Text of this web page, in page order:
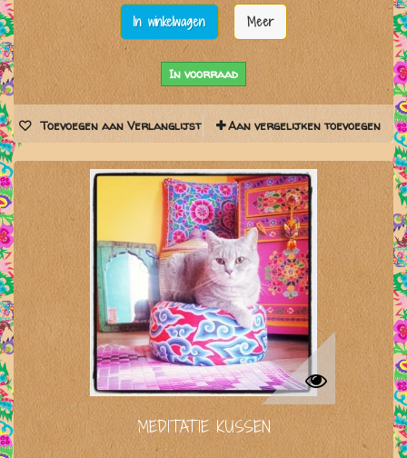
In winkelwagen Meer
In voorraad
Toevoegen aan Verlanglijst Aan vergelijken toevoegen
MEDITATIE KUSSEN